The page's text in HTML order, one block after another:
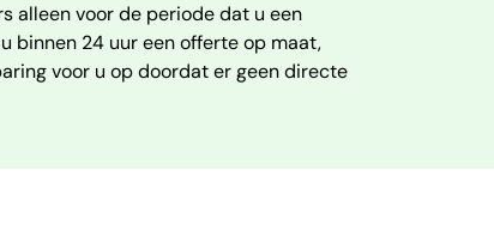
alleen voor de periode dat u een
binnen 24 uur een offerte op maat,
voor u op doordat er geen directe